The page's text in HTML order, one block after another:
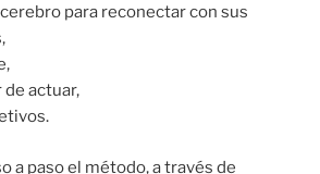
para reconectar con sus
actuar,
a paso el método, a través de